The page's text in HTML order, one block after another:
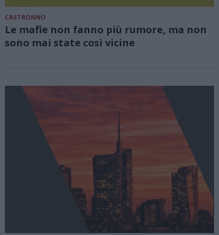
CASTRONNO
Le mafie non fanno più rumore, ma non
sono mai state così vicine